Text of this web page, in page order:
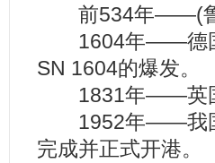
前534年——(鲁
1604年——德国
SN 1604的爆发。
1831年——英国
1952年——我国
完成并正式开港。